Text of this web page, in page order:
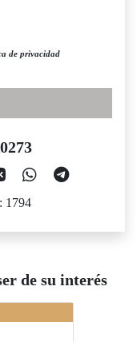
de privacidad
1794
de su interés